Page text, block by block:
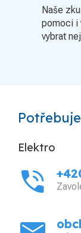
Naše
pomoci i
vybrat
Elektro
phone_in_talk